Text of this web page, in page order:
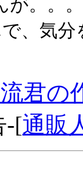
が。。。
、気分
君の
-[通販